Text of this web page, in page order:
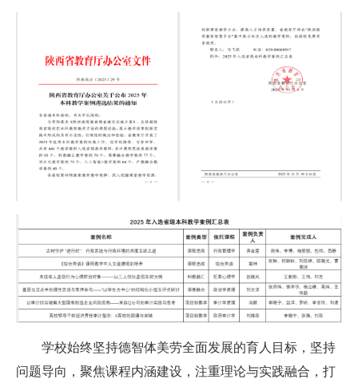
学校始终坚持德智体美劳全面发展的育人目标，坚持
问题导向，聚焦课程内涵建设，注重理论与实践融合 ，打